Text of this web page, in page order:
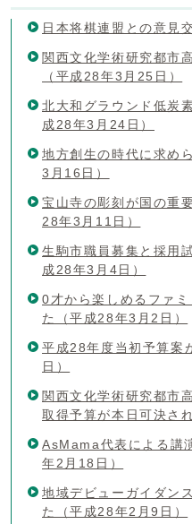
日本将棋連盟との意見
関西文化学術研究都市
（平成28年3月25日）
北大和グラウンド低炭
成28年3月24日）
地方創生の時代に求め
3月16日）
宝山寺の彫刻が国の重
28年3月11日）
生駒市職員募集と採用
成28年3月4日）
0才から楽しめるファ
た（平成28年3月2日）
平成28年度当初予算案
日）
関西文化学術研究都市
取得予算が本日可決さ
AsMama代表による講
年2月18日）
地域デビューガイダン
た（平成28年2月9日）